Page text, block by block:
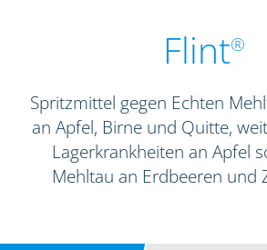
Flint®
Spritzmittel gegen Echten
an Apfel, Birne und Quitte,
Lagerkrankheiten an Apfel
Mehltau an Erdbeeren und